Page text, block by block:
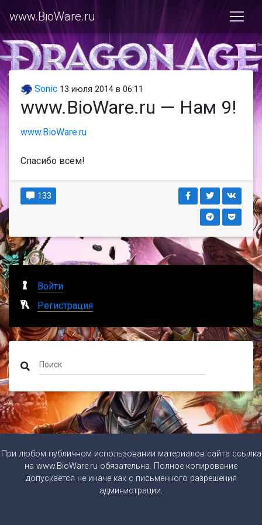
www.BioWare.ru
Sonic 13 июля 2014 в 06:11
www.BioWare.ru — Нам 9!
www.BioWare.ru
Спасибо всем!
133
Войти
Регистрация
При любом публичном использовании материалов сайта ссылка
на www.BioWare.ru обязательна. Полное копирование
допускается не иначе как с письменного разрешения
администрации.